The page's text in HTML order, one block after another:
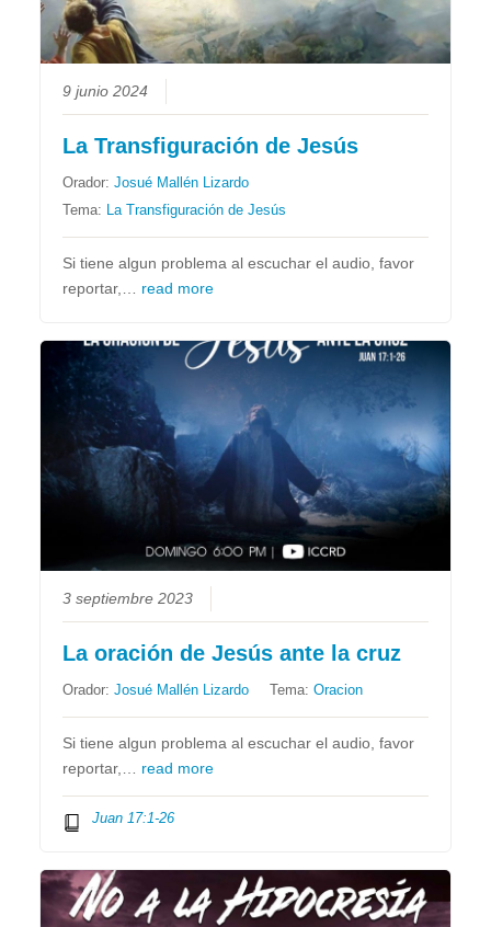
9 junio 2024
La Transfiguración de Jesús
Orador:Josué Mallén Lizardo
Tema: La Transfiguración de Jesús
Si tiene algun problema al escuchar el audio, favor
reportar,… read more
3 septiembre 2023
La oración de Jesús ante la cruz
Orador:Josué Mallén Lizardo Tema:Oracion
Si tiene algun problema al escuchar el audio, favor
reportar,… read more
Juan 17:1-26